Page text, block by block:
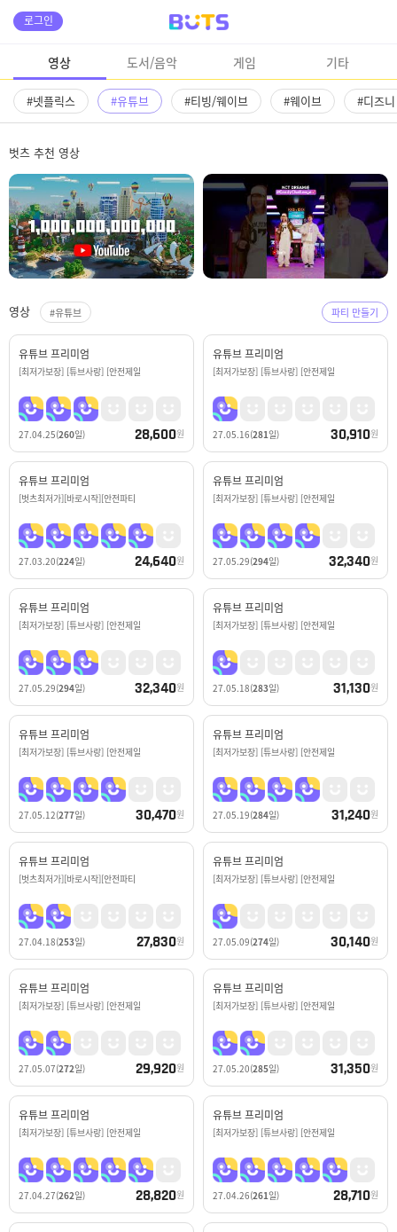
로그인
영상 도서/음악 게임 기타
#넷플릭스 #유튜브 #티빙/웨이브 #웨이브 #디즈니
벗츠 추천 영상
영상 #유튜브 파티 만들기
유튜브 프리미엄
[최저가보장] [튜브사랑] [안전제일
27.04.25(260일) 28,600원
유튜브 프리미엄
[최저가보장] [튜브사랑] [안전제일
27.05.16(281일) 30,910원
유튜브 프리미엄
[벗츠최저가][바로시작][안전파티
27.03.20(224일) 24,640원
유튜브 프리미엄
[최저가보장] [튜브사랑] [안전제일
27.05.29(294일) 32,340원
유튜브 프리미엄
[최저가보장] [튜브사랑] [안전제일
27.05.29(294일) 32,340원
유튜브 프리미엄
[최저가보장] [튜브사랑] [안전제일
27.05.18(283일) 31,130원
유튜브 프리미엄
[최저가보장] [튜브사랑] [안전제일
27.05.12(277일) 30,470원
유튜브 프리미엄
[최저가보장] [튜브사랑] [안전제일
27.05.19(284일) 31,240원
유튜브 프리미엄
[벗츠최저가][바로시작][안전파티
27.04.18(253일) 27,830원
유튜브 프리미엄
[최저가보장] [튜브사랑] [안전제일
27.05.09(274일) 30,140원
유튜브 프리미엄
[최저가보장] [튜브사랑] [안전제일
27.05.07(272일) 29,920원
유튜브 프리미엄
[최저가보장] [튜브사랑] [안전제일
27.05.20(285일) 31,350원
유튜브 프리미엄
[최저가보장] [튜브사랑] [안전제일
27.04.27(262일) 28,820원
유튜브 프리미엄
[최저가보장] [튜브사랑] [안전제일
27.04.26(261일) 28,710원